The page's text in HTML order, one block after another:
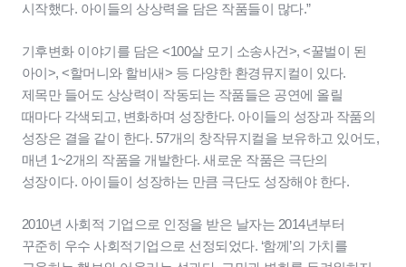
시작했다. 아이들의 상상력을 담은 작품들이 많다.”
기후변화 이야기를 담은 <100살 모기 소송사건>, <꿀벌이 된
아이>, <할머니와 할비새> 등 다양한 환경뮤지컬이 있다.
제목만 들어도 상상력이 작동되는 작품들은 공연에 올릴
때마다 각색되고, 변화하며 성장한다. 아이들의 성장과 작품의
성장은 결을 같이 한다. 57개의 창작뮤지컬을 보유하고 있어도,
매년 1~2개의 작품을 개발한다. 새로운 작품은 극단의
성장이다. 아이들이 성장하는 만큼 극단도 성장해야 한다.
2010년 사회적 기업으로 인정을 받은 날자는 2014년부터
꾸준히 우수 사회적기업으로 선정되었다. ‘함께’의 가치를